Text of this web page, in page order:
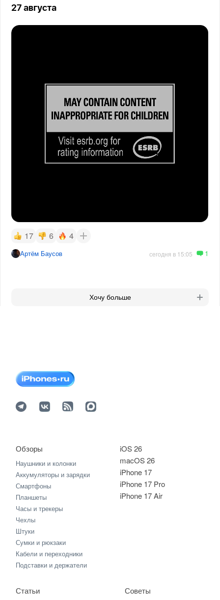
27 августа
17 6 4
Артём Баусов сегодня в 15:05 1
Хочу больше
iOS 26
macOS 26
iPhone 17
iPhone 17 Pro
iPhone 17 Air
Обзоры
Наушники и колонки
Аккумуляторы и зарядки
Смартфоны
Планшеты
Часы и трекеры
Чехлы
Штуки
Сумки и рюкзаки
Кабели и переходники
Подставки и держатели
Статьи
Советы